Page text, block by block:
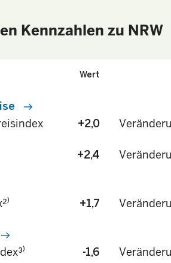
Kennzahlen zu NRW
Wert
east
+2,0
+2,4
+1,7
east
-1,6